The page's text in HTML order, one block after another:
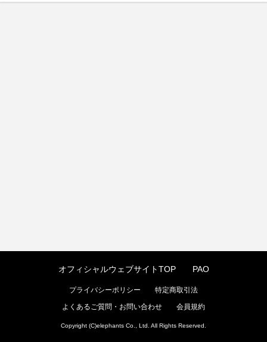
オフィシャルウェブサイトTOP PAO
プライバシーポリシー
特定商取引法
よくあるご質問・お問い合わせ
会員規約
Copyright (C)elephants Co., Ltd. All Rights Reserved.